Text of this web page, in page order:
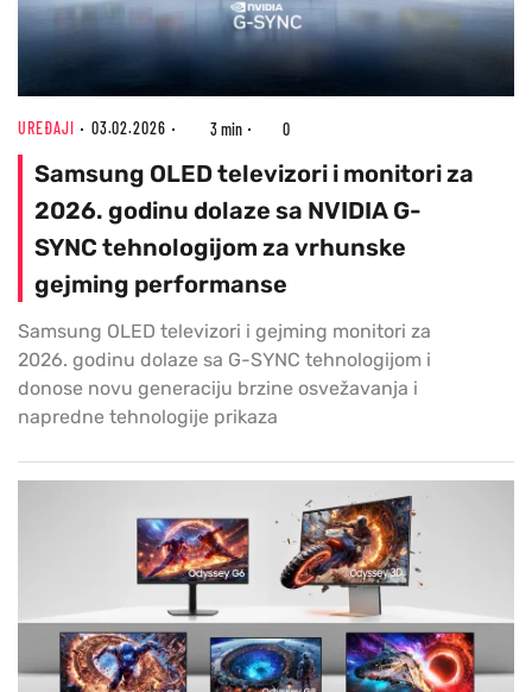
UREĐAJI 03.02.2026 3 min 0
Samsung OLED televizori i monitori za
2026. godinu dolaze sa NVIDIA G-
SYNC tehnologijom za vrhunske
gejming performanse
Samsung OLED televizori i gejming monitori za
2026. godinu dolaze sa G-SYNC tehnologijom i
donose novu generaciju brzine osvežavanja i
napredne tehnologije prikaza